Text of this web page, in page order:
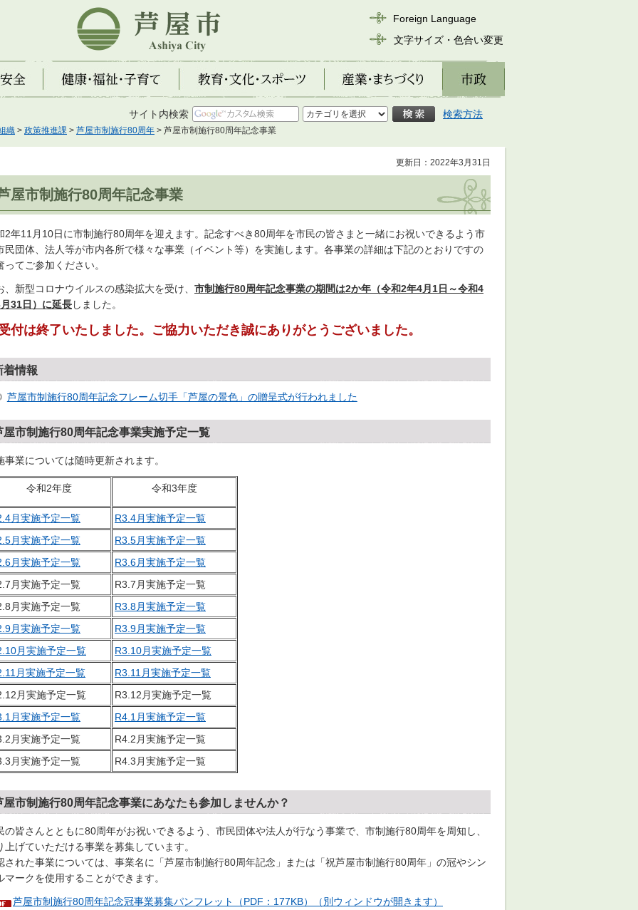
芦屋市
Foreign Language
文字サイズ・色合い変更
健康・福祉・子育て 教育・文化・スポーツ 産業・まちづくり 市政
サイト内検索 検索方法
織 > 政策推進課 > 芦屋市制施行80周年 > 芦屋市制施行80周年記念事業
更新日：2022年3月31日
屋市制施行80周年記念事業
2年11月10日に市制施行80周年を迎えます。記念すべき80周年を市民の皆さまと一緒にお祝いできるよう市
民団体、法人等が市内各所で様々な事業（イベント等）を実施します。各事業の詳細は下記のとおりですの
ってご参加ください。
、新型コロナウイルスの感染拡大を受け、 市制施行80周年記念事業の期間は2か年（令和2年4月1日～令和4
31日）に延長しました。
付は終了いたしました。ご協力いただき誠にありがとうございました。
着情報
芦屋市制施行80周年記念フレーム切手「芦屋の景色」の贈呈式が行われました
屋市制施行80周年記念事業実施予定一覧
事業については随時更新されます。
令和2年度 令和3年度
月実施予定一覧
R3.4月実施予定一覧
月実施予定一覧
R3.5月実施予定一覧
月実施予定一覧
R3.6月実施予定一覧
月実施予定一覧
R3.7月実施予定一覧
月実施予定一覧
R3.8月実施予定一覧
月実施予定一覧
R3.9月実施予定一覧
月実施予定一覧
R3.10月実施予定一覧
月実施予定一覧
R3.11月実施予定一覧
月実施予定一覧
R3.12月実施予定一覧
月実施予定一覧
R4.1月実施予定一覧
月実施予定一覧
R4.2月実施予定一覧
月実施予定一覧
R4.3月実施予定一覧
屋市制施行80周年記念事業にあなたも参加しませんか？
の皆さんとともに80周年がお祝いできるよう、市民団体や法人が行なう事業で、市制施行80周年を周知し、
上げていただける事業を募集しています。
された事業については、事業名に「芦屋市制施行80周年記念」または「祝芦屋市制施行80周年」の冠やシン
マークを使用することができます。
芦屋市制施行80周年記念冠事業募集パンフレット（PDF：177KB）（別ウィンドウが開きます）